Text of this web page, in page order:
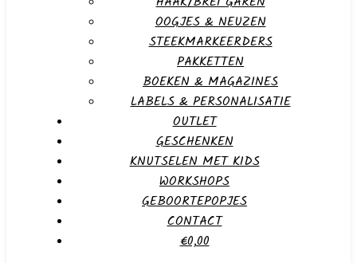
OOGJES & NEUZEN
STEEKMARKEERDERS
PAKKETTEN
BOEKEN & MAGAZINES
LABELS & PERSONALISATIE
OUTLET
GESCHENKEN
KNUTSELEN MET KIDS
WORKSHOPS
GEBOORTEPOPJES
CONTACT
€0,00